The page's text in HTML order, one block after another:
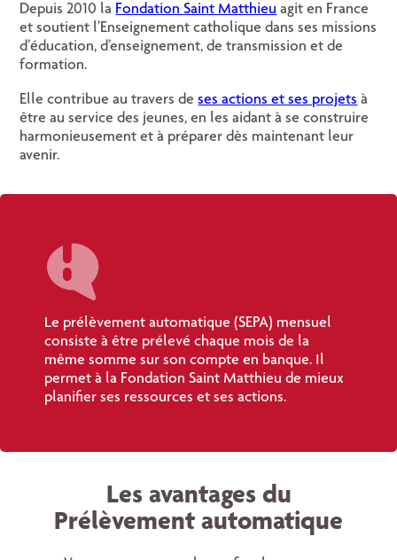
Depuis 2010 la Fondation Saint Matthieu agit en France
et soutient l’Enseignement catholique dans ses missions
d’éducation, d’enseignement, de transmission et de
formation.
Elle contribue au travers deses actions et ses projets à
être au service des jeunes, en les aidant à se construire
harmonieusement et à préparer dès maintenant leur
avenir.
Le prélèvement automatique (SEPA) mensuel
consiste à être prélevé chaque mois de la
même somme sur son compte en banque. Il
permet à la Fondation Saint Matthieu de mieux
planifier ses ressources et ses actions.
Les avantages du
Prélèvement automatique